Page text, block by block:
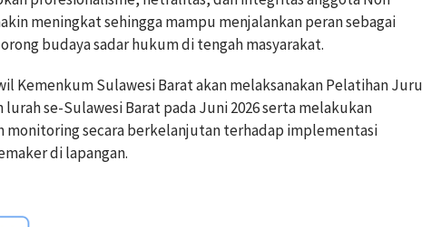
meningkat sehingga mampu menjalankan peran sebagai
budaya sadar hukum di tengah masyarakat.
Kemenkum Sulawesi Barat akan melaksanakan Pelatihan Juru
lurah se-Sulawesi Barat pada Juni 2026 serta melakukan
monitoring secara berkelanjutan terhadap implementasi
di lapangan.